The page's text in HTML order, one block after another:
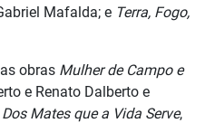
Mafalda; e Terra, Fogo,
obras Mulher de Campo e
e Renato Dalberto e
Dos Mates que a Vida Serve,